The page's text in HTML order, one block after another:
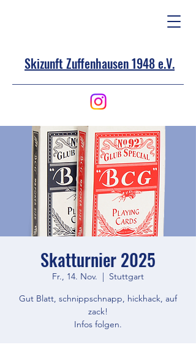
Skizunft Zuffenhausen 1948 e.V.
Skatturnier 2025
Fr., 14. Nov.
  |
Stuttgart
Gut Blatt, schnippschnapp, hickhack, auf
zack!
Infos folgen.